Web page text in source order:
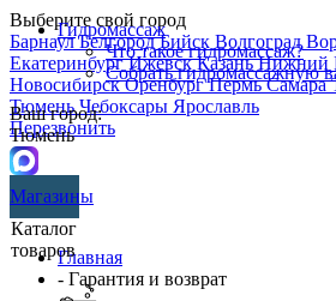
Выберите свой город
БарнаулБелгородБийск Волгоград
ЕкатеринбургИжевскКазаньНижний
НовосибирскОренбургПермьСамара
ТюменьЧебоксары Ярославль
Перезвонить
Гидромассаж
Что такое гидромассаж?
Собрать гидромассажную
Ваш город:
Тюмень
Магазины
Каталог
товаровГлавная
- Гарантия и возврат